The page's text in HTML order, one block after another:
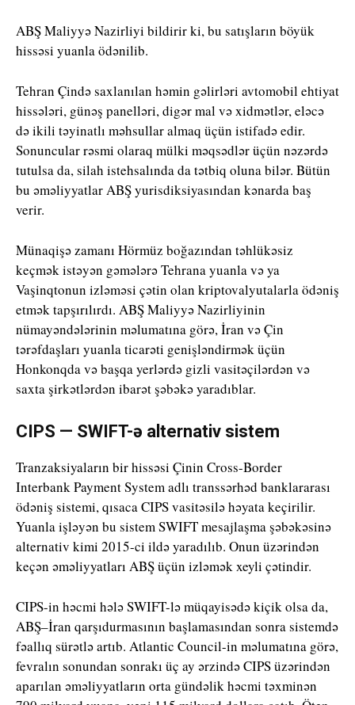
ABŞ Maliyyə Nazirliyi bildirir ki, bu satışların böyük
hissəsi yuanla ödənilib.
Tehran Çində saxlanılan həmin gəlirləri avtomobil ehtiyat
hissələri, günəş panelləri, digər mal və xidmətlər, eləcə
də ikili təyinatlı məhsullar almaq üçün istifadə edir.
Sonuncular rəsmi olaraq mülki məqsədlər üçün nəzərdə
tutulsa da, silah istehsalında da tətbiq oluna bilər. Bütün
bu əməliyyatlar ABŞ yurisdiksiyasından kənarda baş
verir.
Münaqişə zamanı Hörmüz boğazından təhlükəsiz
keçmək istəyən gəmələrə Tehrana yuanla və ya
Vaşinqtonun izləməsi çətin olan kriptovalyutalarla ödəniş
etmək tapşırılırdı. ABŞ Maliyyə Nazirliyinin
nümayəndələrinin məlumatına görə, İran və Çin
tərəfdaşları yuanla ticarəti genişləndirmək üçün
Honkonqda və başqa yerlərdə gizli vasitəçilərdən və
saxta şirkətlərdən ibarət şəbəkə yaradıblar.
CIPS — SWIFT-ə alternativ sistem
Tranzaksiyaların bir hissəsi Çinin Cross-Border
Interbank Payment System adlı transsərhəd banklararası
ödəniş sistemi, qısaca CIPS vasitəsilə həyata keçirilir.
Yuanla işləyən bu sistem SWIFT mesajlaşma şəbəkəsinə
alternativ kimi 2015-ci ildə yaradılıb. Onun üzərindən
keçən əməliyyatları ABŞ üçün izləmək xeyli çətindir.
CIPS-in həcmi hələ SWIFT-lə müqayisədə kiçik olsa da,
ABŞ–İran qarşıdurmasının başlamasından sonra sistemdə
fəallıq sürətlə artıb. Atlantic Council-in məlumatına görə,
fevralın sonundan sonrakı üç ay ərzində CIPS üzərindən
aparılan əməliyyatların orta gündəlik həcmi təxminən